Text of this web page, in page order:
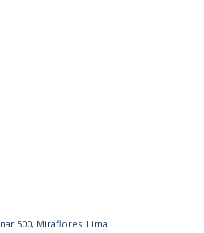
500, Miraflores. Lima